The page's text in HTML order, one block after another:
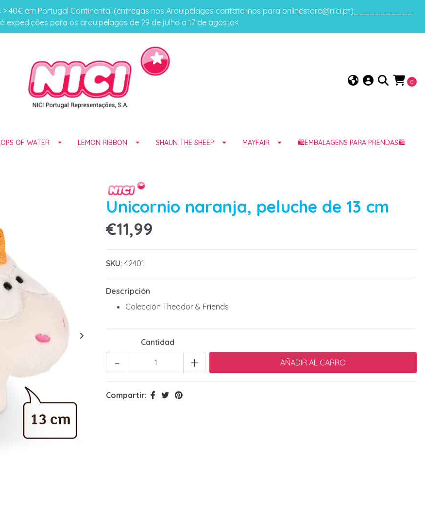
40€ em Portugal Continental (entregas nos Arquipélagos contata-nos para onlinestore@nici.pt)___________
expedições para os arquipélagos de 29 de julho a 17 de agosto<
0
OF WATER LEMON RIBBON SHAUN THE SHEEP MAYFAIR 🛍️EMBALAGENS PARA PRENDAS🛍️
Unicornio naranja, peluche de 13 cm
€11,99
SKU: 42401
Descripción
Colección Theodor & Friends
Cantidad
+
-
Compartir: